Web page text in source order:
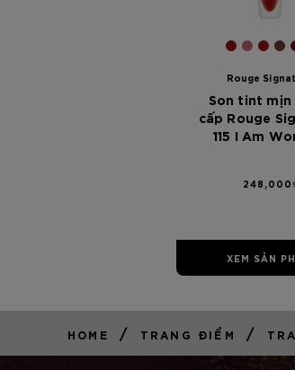
[Color]:
Rouge
Son tint mịn
cấp Rouge
115 I Am
XEM SẢN
HOME / TRANG ĐIỂM /